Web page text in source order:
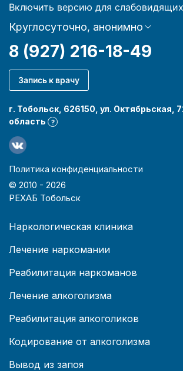
Включить версию для слабовидящих
Круглосуточно, анонимно
8 (927) 216-18-49
Запись к врачу
г. Тобольск, 626150, ул. Октябрьская,
область
?
Политика конфиденциальности
© 2010 - 2026
РЕХАБ Тобольск
Наркологическая клиника
Лечение наркомании
Реабилитация наркоманов
Лечение алкоголизма
Реабилитация алкоголиков
Кодирование от алкоголизма
Вывод из запоя